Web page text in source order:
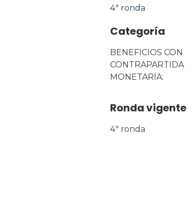
4ª ronda
Categoría
BENEFICIOS CON
CONTRAPARTIDA
MONETARIA
Ronda vigente
4ª ronda